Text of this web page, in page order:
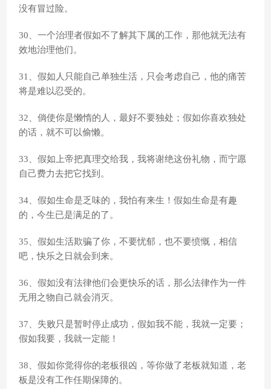
没有冒过险。
30、一个治理者假如不了解其下属的工作，那他就无法有
效地治理他们。
31、假如人只能自己单独生活，只会考虑自己，他的痛苦
将是难以忍受的。
32、倘使你是懒惰的人，最好不要独处；假如你喜欢独处
的话，就不可以偷懒。
33、假如上帝把真理交给我，我将谢绝这份礼物，而宁愿
自己费力去把它找到。
34、假如生命是乏味的，我怕有来生！假如生命是有趣
的，今生已是满足的了。
35、假如生活欺骗了你，不要忧郁，也不要愤慨，相信
吧，快乐之日就会到来。
36、假如没有法律他们会更快乐的话，那么法律作为一件
无用之物自己就会消灭。
37、失败只是暂时停止成功，假如我不能，我就一定要；
假如我要，我就一定能！
38、假如你觉得你的老板很凶，等你做了老板就知道，老
板是没有工作任期保障的。